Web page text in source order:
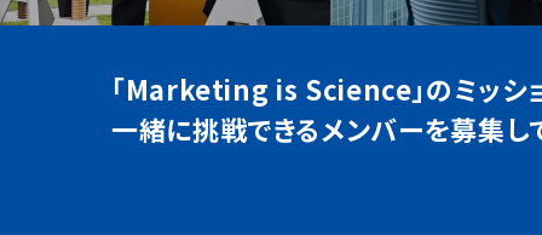
「Marketing is Science」のミッシ
一緒に挑戦できるメンバーを募集し